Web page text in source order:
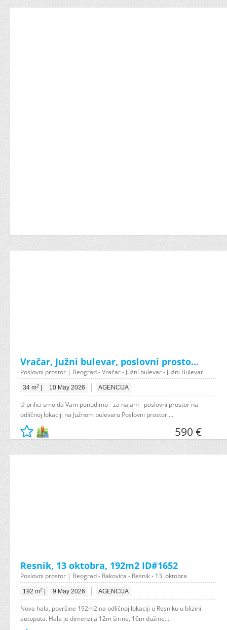
Vračar, Južni bulevar, poslovni prosto...
Poslovni prostor | Beograd - Vračar - Južni bulevar - Južni Bulevar
34 m2 10 May 2026 | AGENCIJA
U prilici smo da Vam ponudimo - za najam - poslovni prostor na
odličnoj lokaciji na Južnom bulevaru Poslovni prostor ...
590 €
Resnik, 13 oktobra, 192m2 ID#1652
Poslovni prostor | Beograd - Rakovica - Resnik - 13. oktobra
192 m2 9 May 2026 | AGENCIJA
Nova hala, površine 192m2 na odličnoj lokaciji u Resniku u blizini
autoputa. Hala je dimenzija 12m širine, 16m dužine...